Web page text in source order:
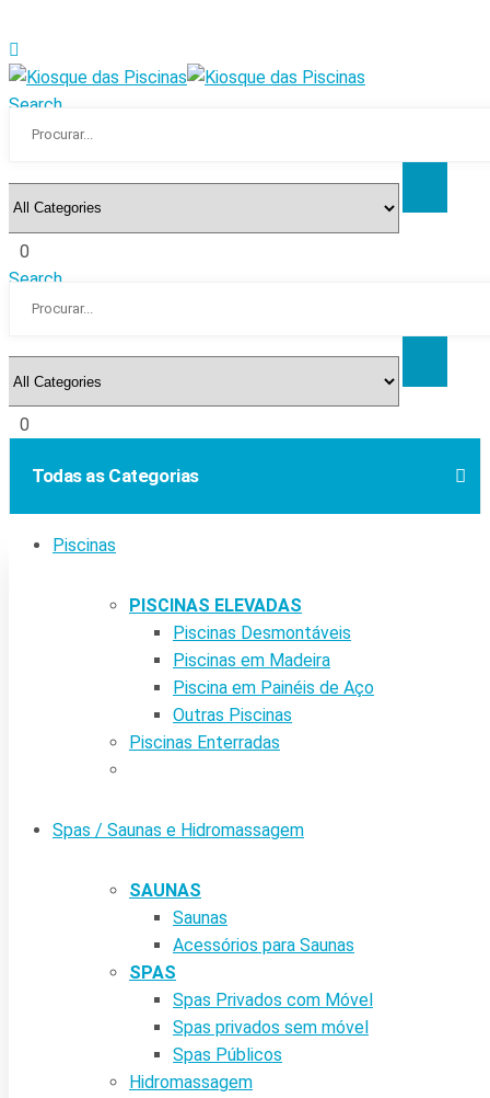
Search
0
Search
0
Todas as Categorias
Piscinas
PISCINAS ELEVADAS
Piscinas Desmontáveis
Piscinas em Madeira
Piscina em Painéis de Aço
Outras Piscinas
Piscinas Enterradas
Spas / Saunas e Hidromassagem
SAUNAS
Saunas
Acessórios para Saunas
SPAS
Spas Privados com Móvel
Spas privados sem móvel
Spas Públicos
Hidromassagem